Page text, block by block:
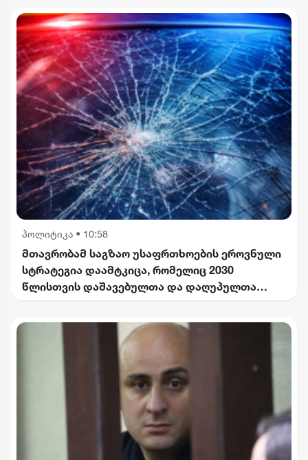
პოლიტიკა • 10:58
მთავრობამ საგზაო უსაფრთხოების ეროვნული
სტრატეგია დაამტკიცა, რომელიც 2030
წლისთვის დაშავებულთა და დაღუპულთა
ითვალისწინებს